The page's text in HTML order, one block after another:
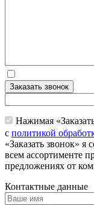
Заказать звонок
Нажимая
с политикой
«Заказать звонок»
всем ассортименте
предложениях от
Контактные данные